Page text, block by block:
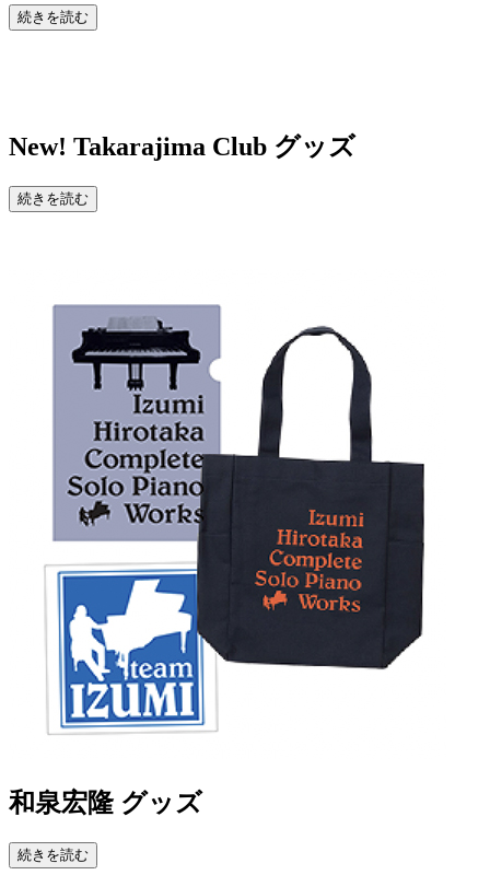
続きを読む
New! Takarajima Club グッズ
続きを読む
和泉宏隆 グッズ
続きを読む